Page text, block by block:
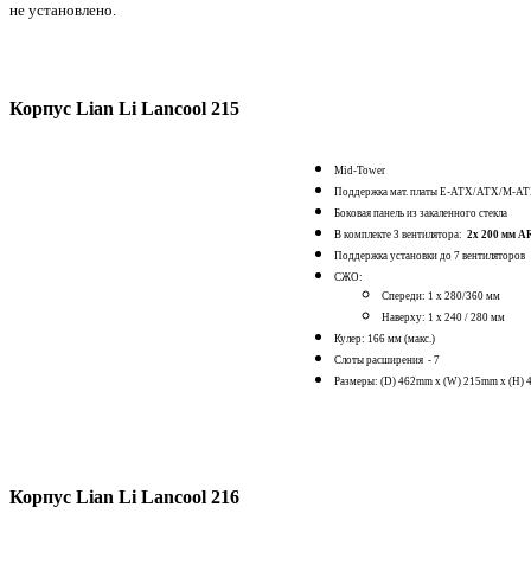
не установлено.
Корпус Lian Li Lancool 215
Mid-Tower
Поддержка мат. платы E-ATX/ATX/M-
Боковая панель из закаленного стекла
В комплекте 3 вентилятора: 2x 200 мм
Поддержка установки до 7 вентиляторов
СЖО:
Спереди: 1 x 280/360 мм
Наверху: 1 x 240 / 280 мм
Кулер: 166 мм (макс.)
Слоты расширения - 7
Размеры: (D) 462mm x (W) 215mm x (H)
Корпус Lian Li Lancool 216